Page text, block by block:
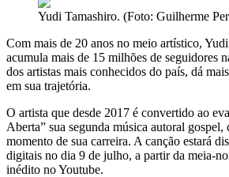
Yudi Tamashiro. (Foto: Guilherme
Com mais de 20 anos no meio artístico,
acumula mais de 15 milhões de seguidores
dos artistas mais conhecidos do país, dá
em sua trajetória.
O artista que desde 2017 é convertido ao
Aberta” sua segunda música autoral
momento de sua carreira. A canção estará
digitais no dia 9 de julho, a partir da meia-
inédito no Youtube.